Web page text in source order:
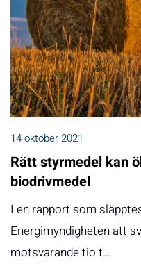
14 oktober 2021
Rätt styrmedel kan
biodrivmedel
I en rapport som
Energimyndigheten att
motsvarande tio t…